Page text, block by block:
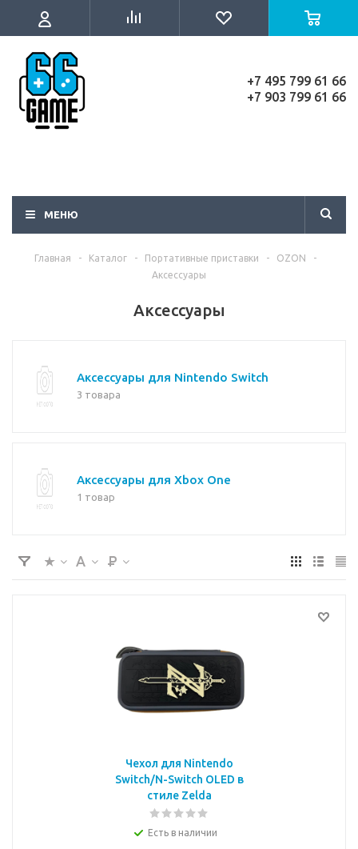
+7 495 799 61 66
+7 903 799 61 66
МЕНЮ
Главная - Каталог - Портативные приставки - OZON
-
Аксессуары
Аксессуары
Аксессуары для Nintendo Switch
3 товара
Аксессуары для Xbox One
1 товар
Чехол для Nintendo
Switch/N-Switch OLED в
стиле Zelda
Есть в наличии